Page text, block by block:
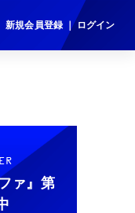
新規会員登録 ｜ ログイン
ァ』 第